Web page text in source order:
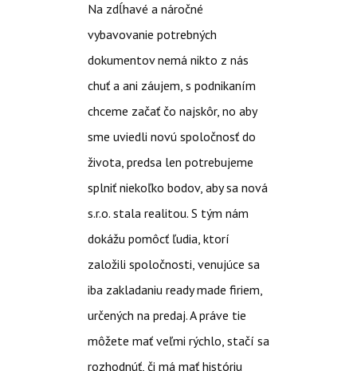
Na zdĺhavé a náročné
vybavovanie potrebných
dokumentov nemá nikto z nás
chuť a ani záujem, s podnikaním
chceme začať čo najskôr, no aby
sme uviedli novú spoločnosť do
života, predsa len potrebujeme
splniť niekoľko bodov, aby sa nová
s.r.o. stala realitou. S tým nám
dokážu pomôcť ľudia, ktorí
založili spoločnosti, venujúce sa
iba zakladaniu ready made firiem,
určených na predaj. A práve tie
môžete mať veľmi rýchlo, stačí sa
rozhodnúť, či má mať históriu